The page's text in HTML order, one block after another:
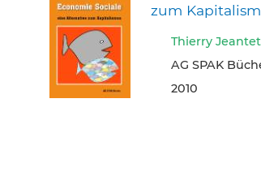
zum
Thierry Jeantet
AG SPAK
2010